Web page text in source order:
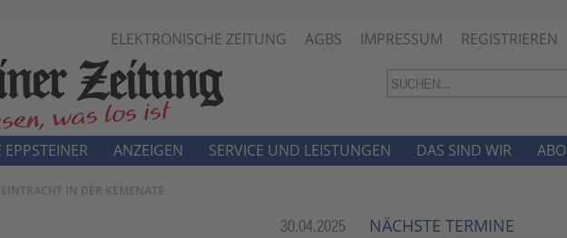
ELEKTRONISCHE ZEITUNG AGBS IMPRESSUM REGISTRIEREN
IN DER KEMENATE
Rubrik:
30.04.2025 NÄCHSTE TERMINE
EPPSTEINER ANZEIGEN SERVICE UND LEISTUNGEN DAS SIND WIR ABO